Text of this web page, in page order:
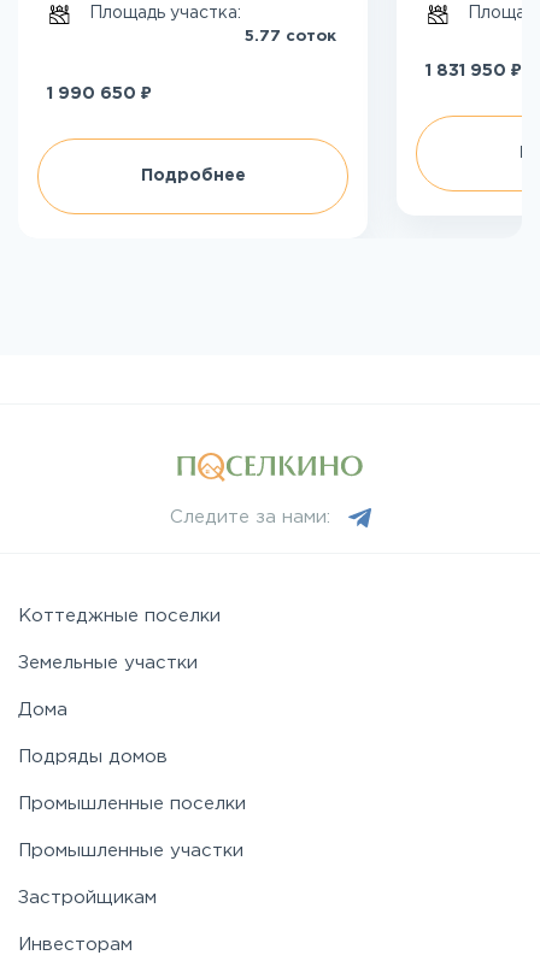
Площадь участка:
5.77 соток
1 990 650 ₽
Подробнее
1 831 950 ₽
Следите за нами:
Коттеджные поселки
Земельные участки
Дома
Подряды домов
Промышленные поселки
Промышленные участки
Застройщикам
Инвесторам